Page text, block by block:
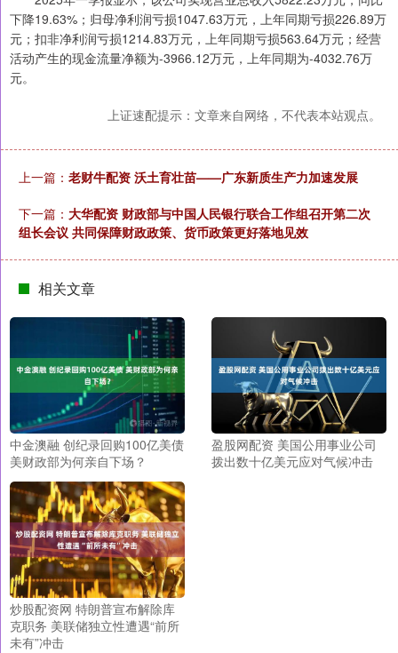
下降19.63%；归母净利润亏损1047.63万元，上年同期亏损226.89万
元；扣非净利润亏损1214.83万元，上年同期亏损563.64万元；经营
活动产生的现金流量净额为-3966.12万元，上年同期为-4032.76万
元。
上证速配提示：文章来自网络，不代表本站观点。
上一篇： 老财牛配资 沃土育壮苗——广东新质生产力加速发展
下一篇： 大华配资 财政部与中国人民银行联合工作组召开第二次
组长会议 共同保障财政政策、货币政策更好落地见效
相关文章
中金澳融 创纪录回购100亿美债
美财政部为何亲自下场？
盈股网配资 美国公用事业公司
拨出数十亿美元应对气候冲击
炒股配资网 特朗普宣布解除库
克职务 美联储独立性遭遇“前所
未有”冲击